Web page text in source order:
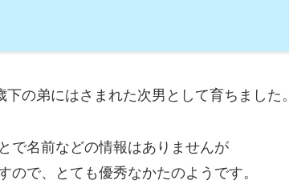
の弟にはさまれた次男として育ちました。
で名前などの情報はありませんが
ので、とても優秀なかたのようです。